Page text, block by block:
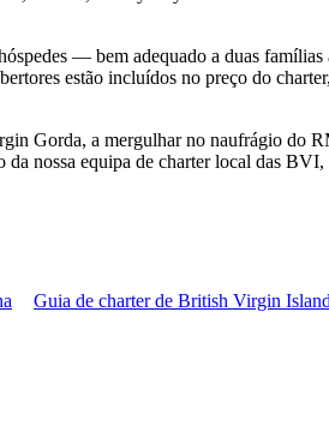
— bem adequado a duas
estão incluídos no preço do
Gorda, a mergulhar no naufrágio do
nossa equipa de charter local das
Guia de charter de British Virgin